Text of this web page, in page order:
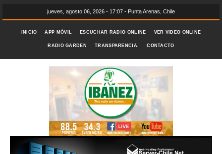
jueves, agosto 06, 2026 - 17:07 - Punta Arenas, Chile
INICIO APP MÓVIL ESCUCHAR RADIO ONLINE VER VIDEO ONLINE
RADIO GARDEN TRANSPARENCIA. CONTACTO